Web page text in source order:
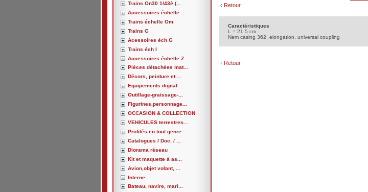
Trains On30 1/43è (...
Accessoires échelle ...
Trains échelle Om
Trains G
Acessoires éch G
Trains éch I
Accessoires échelle Z
Pièces détachées mat...
Décors, peinture et ...
Equipements digital
Outillage-graissage-...
Figurines,personnage...
OCCASION & COLLECTION
VEHICULES terrestres...
Profilés en tout genre
Catalogues / Doc. / ...
Diorama réseau
Kit et maquette à as...
Avion,objet volant, ...
Interne
Bateau, navire, mari...
‹ Retour
Caractéristiques
L = 21.5 cm
Nem casing 362, elongation, universal coupling
‹ Retour